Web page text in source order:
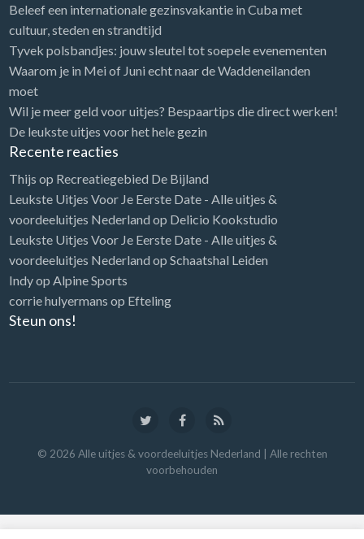
Beleef een internationale gezinsvakantie in Cuba met
cultuur, steden en strandtijd
Tyvek polsbandjes: jouw sleutel tot soepele evenementen
Waarom je in Mei of Juni echt naar de Waddeneilanden
moet
Wil je meer geld voor uitjes? Bespaartips die direct werken!
De leukste uitjes voor het hele gezin
Recente reacties
Thijs op Recreatiegebied De Bijland
Leukste Uitjes Voor Je Eerste Date - Alle uitjes &
voordeeluitjes Nederland op Delicio Kookstudio
Leukste Uitjes Voor Je Eerste Date - Alle uitjes &
voordeeluitjes Nederland op Schaatshal Leiden
Indyop Alpine Sports
corrie hulyermans op Efteling
Steun ons!
© 2026 Alle uitjes & voordeeluitjes Nederland | Alle rechten
voorbehouden